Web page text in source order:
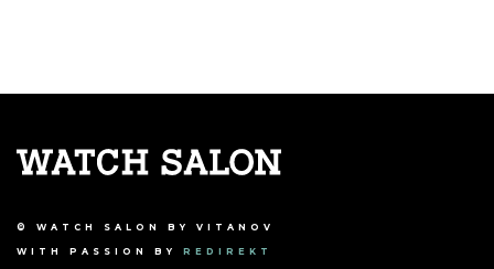
© WATCH SALON BY VITANOV
WITH PASSION BY REDIREKT